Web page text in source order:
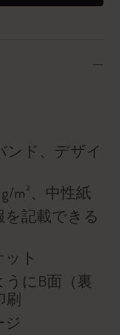
ンド、デザイ
m²、中性紙
記載できる
ト
にB面（裏
刷
ジ